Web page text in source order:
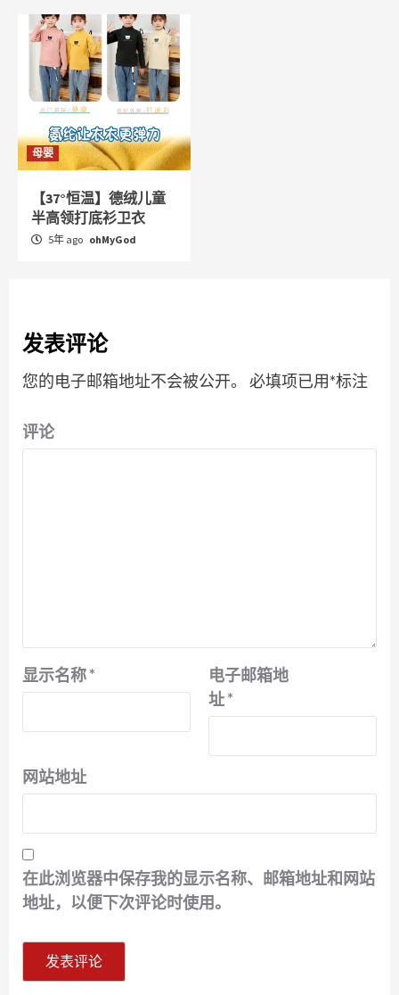
母婴
【37°恒温】德绒儿童
半高领打底衫卫衣
5年 ago ohMyGod
发表评论
您的电子邮箱地址不会被公开。 必填项已用*标注
评论
显示名称*
电子邮箱地
址*
网站地址
在此浏览器中保存我的显示名称、邮箱地址和网站
地址，以便下次评论时使用。